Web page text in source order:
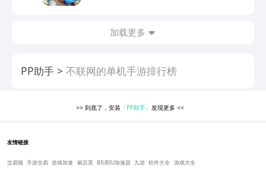
加载更多
PP助手 不联网的单机手游排行榜
>> 到底了，安装 「PP助手」 发现更多<<
友情链接
交易猫 手游交易 游戏加速 豌豆荚 BIUBIU加速器 九游 软件大全 游戏大全